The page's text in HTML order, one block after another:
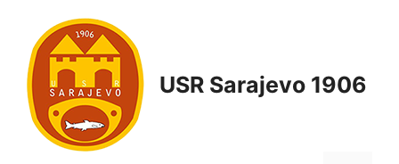
USR Sarajevo 1906